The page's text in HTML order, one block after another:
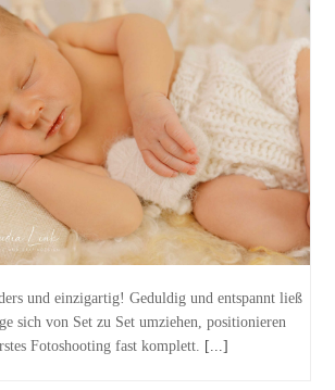
und einzigartig! Geduldig und entspannt ließ
sich von Set zu Set umziehen, positionieren
Fotoshooting fast komplett. [...]